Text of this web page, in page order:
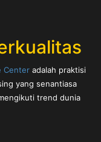
Center adalah praktisi
yang senantiasa
trend dunia